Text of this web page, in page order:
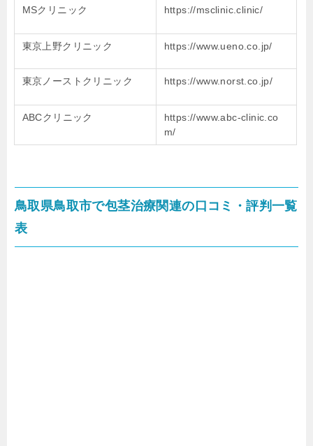
MSクリニック https://msclinic.clinic/
東京上野クリニック https://www.ueno.co.jp/
東京ノーストクリニック https://www.norst.co.jp/
ABCクリニック
https://www.abc-clinic.co
m/
鳥取県鳥取市で包茎治療関連の口コミ・評判一覧
表